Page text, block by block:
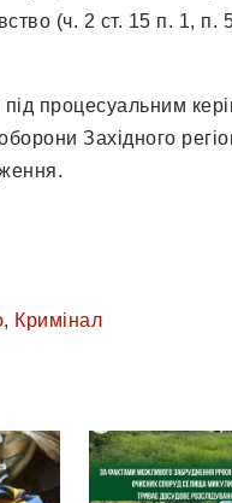
(ч. 2 ст. 15 п. 1, п.
процесуальним
Західного
, Кримінал